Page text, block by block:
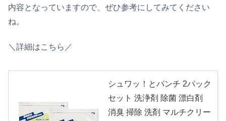
内容となっていますので、ぜひ参考にしてみてください
ね。
＼詳細はこちら／
シュワッ！とパンチ 2パック
セット 洗浄剤 除菌 漂白剤
消臭 掃除 洗剤 マルチクリー